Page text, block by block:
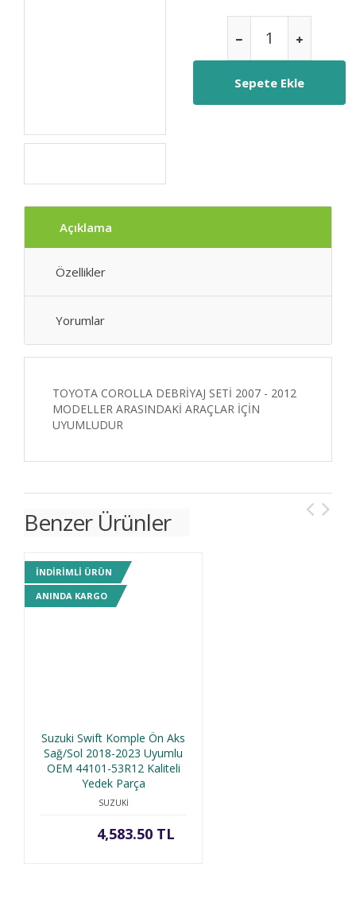
Açıklama
Özellikler
Yorumlar
TOYOTA COROLLA DEBRİYAJ SETİ 2007 - 2012
MODELLER ARASINDAKİ ARAÇLAR İÇİN
UYUMLUDUR
Benzer Ürünler
INDIRIMLI ÜRÜN
ANINDA KARGO
Suzuki Swift Komple Ön Aks
Sağ/Sol 2018-2023 Uyumlu
OEM 44101-53R12 Kaliteli
Yedek Parça
SUZUKİ
4,583.50 TL